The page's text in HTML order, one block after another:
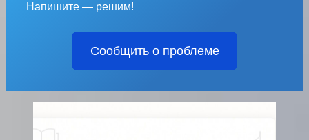
Напишите — решим!
Сообщить о проблеме